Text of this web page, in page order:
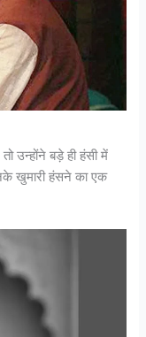
उन्होंने बड़े ही हंसी में
खुमारी हंसने का एक